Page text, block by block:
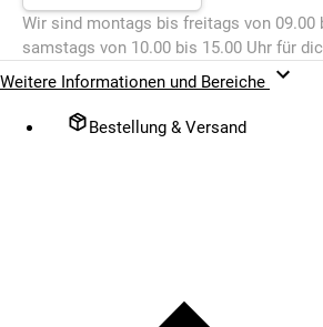
Wir sind montags bis freitags von 09.00
samstags von 10.00 bis 15.00 Uhr für
Weitere Informationen und Bereiche
Bestellung & Versand